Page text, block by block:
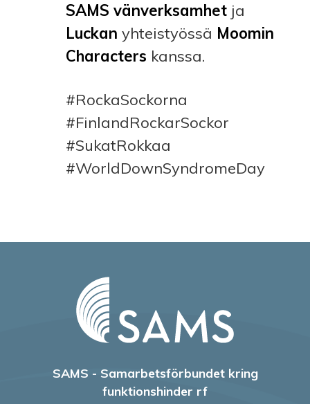
SAMS vänverksamhet ja
Luckan yhteistyössä Moomin
Characters kanssa.
#RockaSockorna
#FinlandRockarSockor
#SukatRokkaa
#WorldDownSyndromeDay
SAMS - Samarbetsförbundet kring
funktionshinder rf